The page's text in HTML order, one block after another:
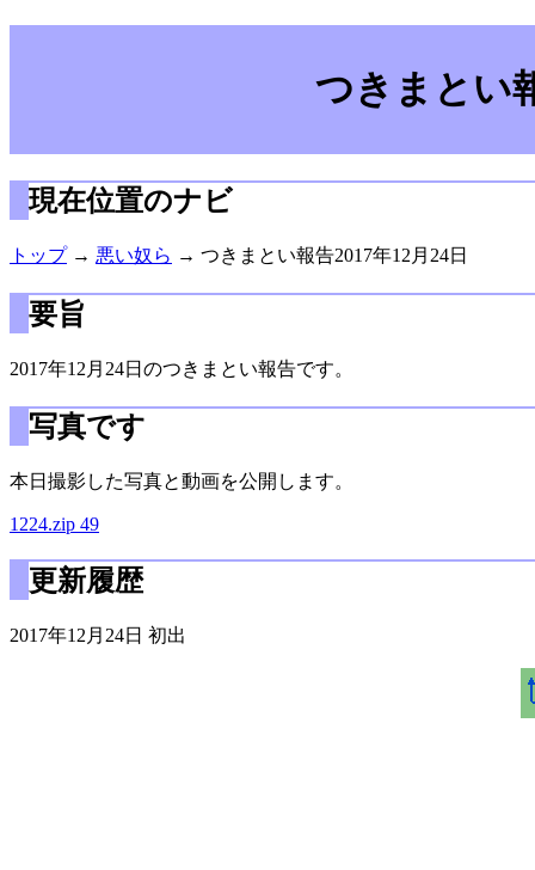
つきまとい
現在位置のナビ
トップ→ 悪い奴ら → つきまとい報告2017年12月24日
要旨
2017年12月24日のつきまとい報告です。
写真です
本日撮影した写真と動画を公開します。
1224.zip 49
更新履歴
2017年12月24日 初出